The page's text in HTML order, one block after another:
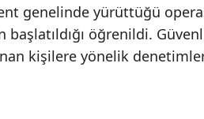
genelinde yürüttüğü
başlatıldığı öğrenildi.
kişilere yönelik